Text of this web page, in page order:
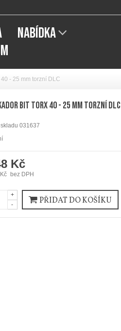
NABÍDKA
- 25 mm torzní DLC
Bit torx 40 - 25 mm torzní DLC
031637
Kč
bez DPH
-
+
PŘIDAT DO KOŠÍKU